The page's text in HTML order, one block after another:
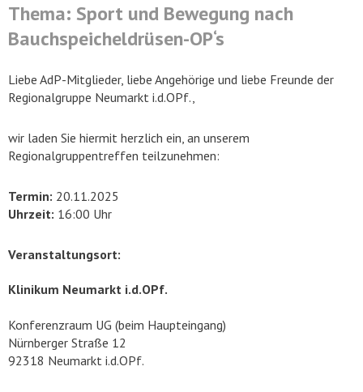
Thema: Sport und Bewegung nach
Bauchspeicheldrüsen-OP‘s
Liebe AdP-Mitglieder, liebe Angehörige und liebe Freunde der
Regionalgruppe Neumarkt i.d.OPf.,
wir laden Sie hiermit herzlich ein, an unserem
Regionalgruppentreffen teilzunehmen:
Termin: 20.11.2025
Uhrzeit: 16:00 Uhr
Veranstaltungsort:
Klinikum Neumarkt i.d.OPf.
Konferenzraum UG (beim Haupteingang)
Nürnberger Straße 12
92318 Neumarkt i.d.OPf.